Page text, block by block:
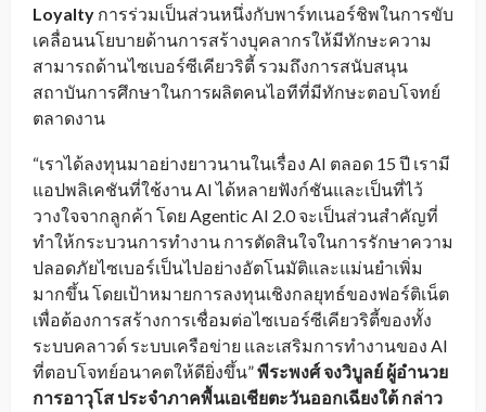
Loyalty การร่วมเป็นส่วนหนึ่งกับพาร์ทเนอร์ชิพในการขับ
เคลื่อนนโยบายด้านการสร้างบุคลากรให้มีทักษะความ
สามารถด้านไซเบอร์ซีเคียวริตี้ รวมถึงการสนับสนุน
สถาบันการศึกษาในการผลิตคนไอทีที่มีทักษะตอบโจทย์
ตลาดงาน
“เราได้ลงทุนมาอย่างยาวนานในเรื่อง AI ตลอด 15 ปี เรามี
แอปพลิเคชันที่ใช้งาน AI ได้หลายฟังก์ชันและเป็นที่ไว้
วางใจจากลูกค้า โดย Agentic AI 2.0 จะเป็นส่วนสำคัญที่
ทำให้กระบวนการทำงาน การตัดสินใจในการรักษาความ
ปลอดภัยไซเบอร์เป็นไปอย่างอัตโนมัติและแม่นยำเพิ่ม
มากขึ้น โดยเป้าหมายการลงทุนเชิงกลยุทธ์ของฟอร์ติเน็ต
เพื่อต้องการสร้างการเชื่อมต่อไซเบอร์ซีเคียวริตี้ของทั้ง
ระบบคลาวด์ ระบบเครือข่าย และเสริมการทำงานของ AI
ที่ตอบโจทย์อนาคตให้ดียิ่งขึ้น”พีระพงศ์ จงวิบูลย์ ผู้อำนวย
การอาวุโส ประจำภาคพื้นเอเชียตะวันออกเฉียงใต้ กล่าว